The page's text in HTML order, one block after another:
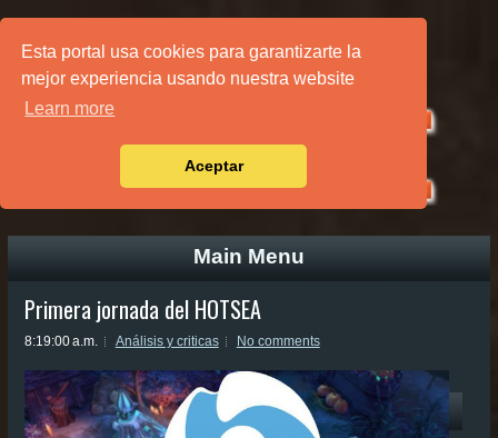
Esta portal usa cookies para garantizarte la
mejor experiencia usando nuestra website
Learn more
Aceptar
PÁGINA PRINCIPAL
Main Menu
Primera jornada del HOTSEA
8:19:00 a.m. Análisis y criticas No comments